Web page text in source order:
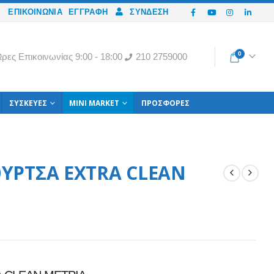
ΕΠΙΚΟΙΝΩΝΙΑ ΕΓΓΡΑΦΉ ΣΎΝΔΕΣΗ
Eπικοινωνίας 9:00 - 18:00 210 2759000 0
ΣΥΣΚΕΥΈΣ MINI MARKET ΠΡΟΣΦΟΡΈΣ
EXTRA CLEAN